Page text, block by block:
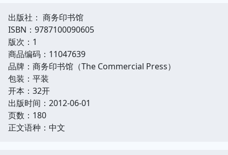
出版社： 商务印书馆
ISBN：9787100090605
版次：1
商品编码：11047639
品牌：商务印书馆（The Commercial Press）
包装：平装
开本：32开
出版时间：2012-06-01
页数：180
正文语种：中文